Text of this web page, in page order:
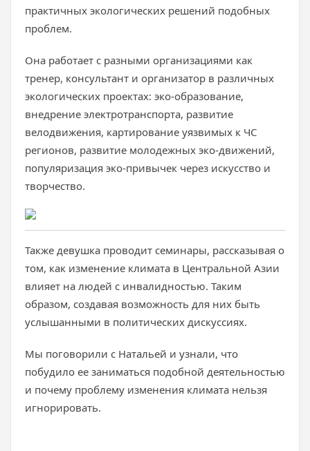
практичных экологических решений подобных
проблем.
Она работает с разными организациями как
тренер, консультант и организатор в различных
экологических проектах: эко-образование,
внедрение электротранспорта, развитие
велодвижения, картирование уязвимых к ЧС
регионов, развитие молодежных эко-движений,
популяризация эко-привычек через искусство и
творчество.
Также девушка проводит семинары, рассказывая о
том, как изменение климата в Центральной Азии
влияет на людей с инвалидностью. Таким
образом, создавая возможность для них быть
услышанными в политических дискуссиях.
Мы поговорили с Натальей и узнали, что
побудило ее заниматься подобной деятельностью
и почему проблему изменения климата нельзя
игнорировать.